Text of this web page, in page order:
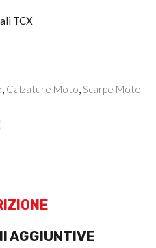
TCX
, Calzature Moto,Scarpe Moto
AGGIUNTIVE